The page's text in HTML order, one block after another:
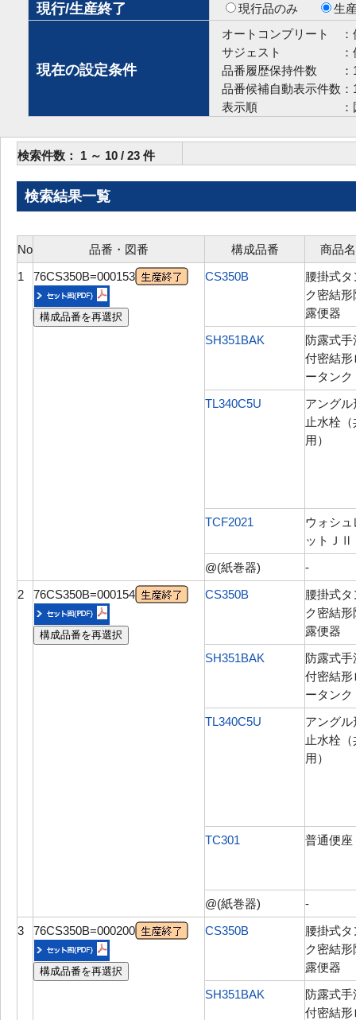
現行/生産終了 現行品のみ 生
現在の設定条件
オートコンプリート ：
サジェスト ：
品番履歴保持件数 ：
品番候補自動表示件数：
表示順 ：
検索件数： 1 ～ 10 / 23 件
検索結果一覧
No 品番・図番 構成品番
商品名
1
76CS350B=000153
構成品番を再選択
CS350B
腰掛式タ
ク密結形
露便器
SH351BAK
防露式手
付密結形
ータンク
TL340C5U
アングル
止水栓（
用）
TCF2021
ウォシュ
ットＪⅡ
@(紙巻器)
-
2
76CS350B=000154
構成品番を再選択
CS350B
腰掛式タ
ク密結形
露便器
SH351BAK
防露式手
付密結形
ータンク
TL340C5U
アングル
止水栓（
用）
TC301 普通便座
@(紙巻器)
-
3
76CS350B=000200
構成品番を再選択
CS350B
腰掛式タ
ク密結形
露便器
SH351BAK
防露式手
付密結形